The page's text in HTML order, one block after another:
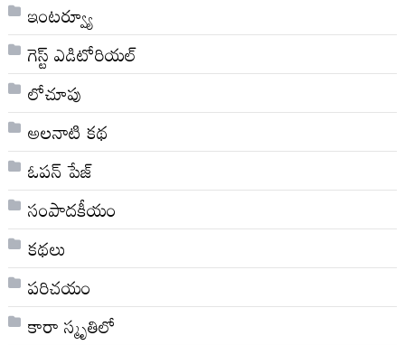
ఇంటర్వ్యూ
గెస్ట్ ఎడిటోరియల్
లోచూపు
అల‌నాటి క‌థ‌
ఓపన్ పేజ్
సంపాదకీయం
కథలు
పరిచయం
కారా స్మృతిలో